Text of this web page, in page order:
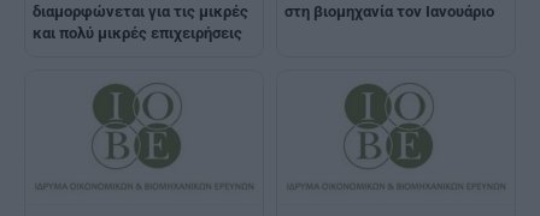
διαμορφώνεται για τις μικρές
και πολύ μικρές επιχειρήσεις
στη βιομηχανία τον Ιανουάριο